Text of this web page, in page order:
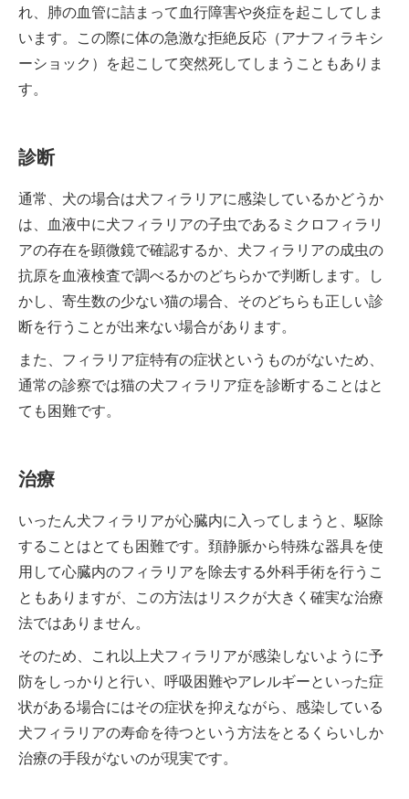
れ、肺の血管に詰まって血行障害や炎症を起こしてしま
います。この際に体の急激な拒絶反応（アナフィラキシ
ーショック）を起こして突然死してしまうこともありま
す。
診断
通常、犬の場合は犬フィラリアに感染しているかどうか
は、血液中に犬フィラリアの子虫であるミクロフィラリ
アの存在を顕微鏡で確認するか、犬フィラリアの成虫の
抗原を血液検査で調べるかのどちらかで判断します。し
かし、寄生数の少ない猫の場合、そのどちらも正しい診
断を行うことが出来ない場合があります。
また、フィラリア症特有の症状というものがないため、
通常の診察では猫の犬フィラリア症を診断することはと
ても困難です。
治療
いったん犬フィラリアが心臓内に入ってしまうと、駆除
することはとても困難です。頚静脈から特殊な器具を使
用して心臓内のフィラリアを除去する外科手術を行うこ
ともありますが、この方法はリスクが大きく確実な治療
法ではありません。
そのため、これ以上犬フィラリアが感染しないように予
防をしっかりと行い、呼吸困難やアレルギーといった症
状がある場合にはその症状を抑えながら、感染している
犬フィラリアの寿命を待つという方法をとるくらいしか
治療の手段がないのが現実です。